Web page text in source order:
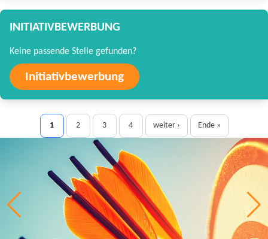
INITIATIVBEWERBUNG
Keine passende Stelle gefunden?
Initiativbewerbung
1 2 3 4 weiter › Ende »